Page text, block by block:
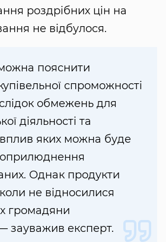
роздрібних цін на
не відбулося.
пояснити
спроможності
обмежень для
діяльності та
яких можна буде
оприлюднення
Однак продукти
не відносилися
громадяни
зауважив експерт.